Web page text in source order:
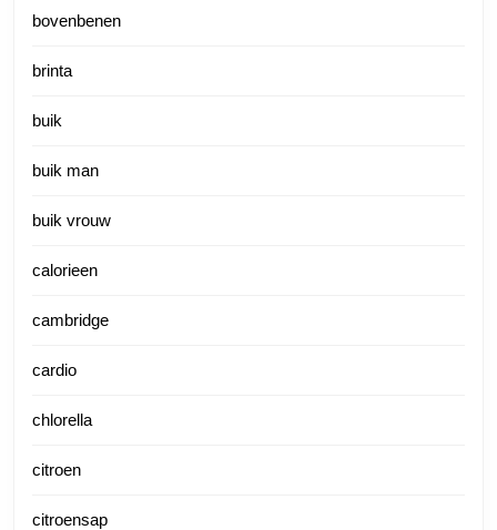
bovenbenen
brinta
buik
buik man
buik vrouw
calorieen
cambridge
cardio
chlorella
citroen
citroensap